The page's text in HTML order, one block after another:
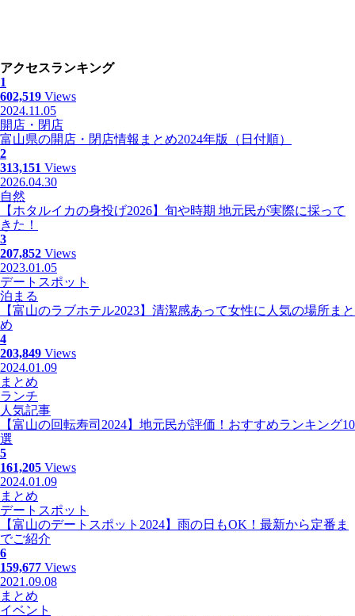
アクセスランキング
1
602,519 Views
2024.11.05
開店・閉店
富山県の開店・閉店情報まとめ2024年版（日付順）
2
313,151 Views
2026.04.30
自然
【ホタルイカの身投げ2026】旬や時期 地元民が実際に採って
きた！
3
207,852 Views
2023.01.05
デートスポット
泊まる
【富山のラブホテル2023】清潔感あって女性に人気の場所まと
め
4
203,849 Views
2024.01.09
まとめ
ランチ
人気記事
【富山の回転寿司2024】地元民が評価！おすすめランキング10
選
5
161,205 Views
2024.01.09
まとめ
デートスポット
【富山のデートスポット2024】雨の日もOK！最新から定番ま
でご紹介
6
159,677 Views
2021.09.08
まとめ
イベント